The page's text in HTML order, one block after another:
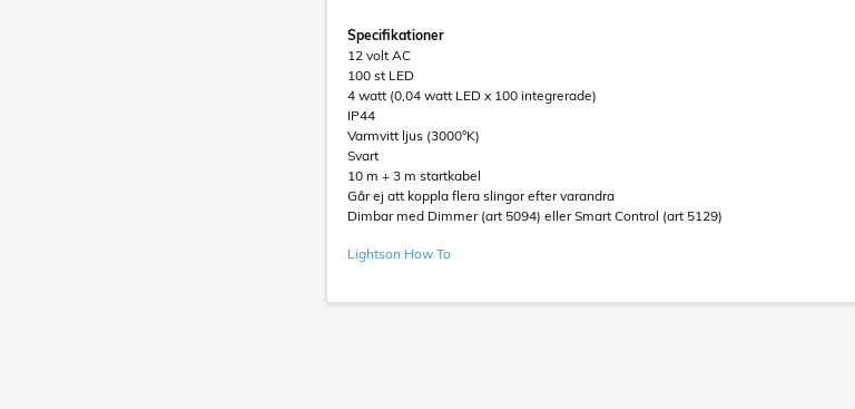
Specifikationer
12 volt AC
100 st LED
4 watt (0,04 watt LED x 100 integrerade)
IP44
Varmvitt ljus (3000°K)
Svart
10 m + 3 m startkabel
Går ej att koppla flera slingor efter varandra
Dimbar med Dimmer (art 5094) eller Smart Control (art 5129)
Lightson How To